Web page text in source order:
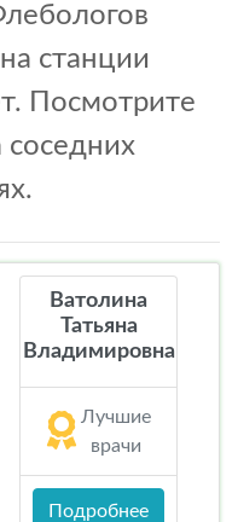
станции
Посмотрите
соседних
Ватолина
Татьяна
Владимировна
Лучшие
врачи
Подробнее